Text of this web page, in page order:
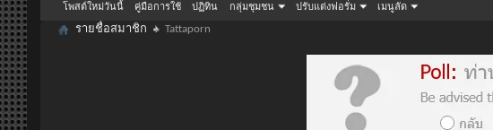
โพสต์ใหม่วันนี้ คู่มือการใช้ ปฏิทิน กลุ่มชุมชน ปรับแต่งฟอรั่ม เมนูลัด
รายชื่อสมาชิก Tattaporn